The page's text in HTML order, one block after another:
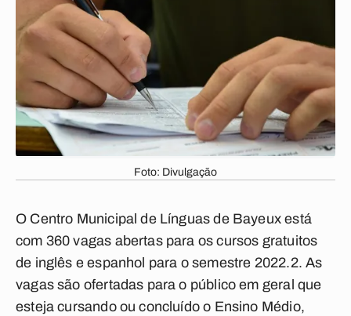
Foto: Divulgação
O Centro Municipal de Línguas de Bayeux está
com 360 vagas abertas para os cursos gratuitos
de inglês e espanhol para o semestre 2022.2. As
vagas são ofertadas para o público em geral que
esteja cursando ou concluído o Ensino Médio,